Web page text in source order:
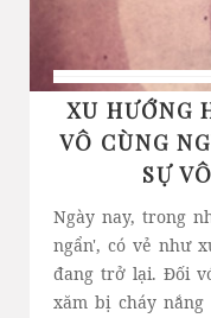
XU HƯỚNG
VÔ CÙNG
SỰ
Ngày nay, trong
ngẩn', có vẻ như
đang trở lại. Đối
xăm bị cháy